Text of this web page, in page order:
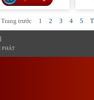
Trang trước 1 2 3 4 5
PHÁT